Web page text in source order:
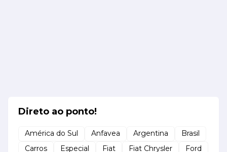
Direto ao ponto!
América do Sul Anfavea Argentina
Brasil
Carros
Especial Fiat Fiat Chrysler
Ford